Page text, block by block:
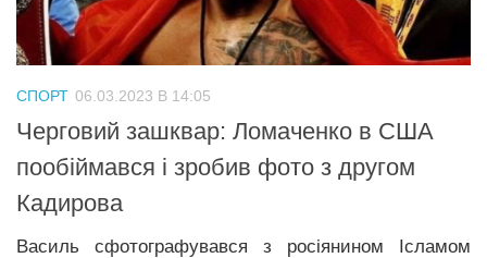
СПОРТ 06.03.2023 В 14:05
Черговий зашквар: Ломаченко в США
пообіймався і зробив фото з другом
Кадирова
Василь сфотографувався з росіянином Ісламом